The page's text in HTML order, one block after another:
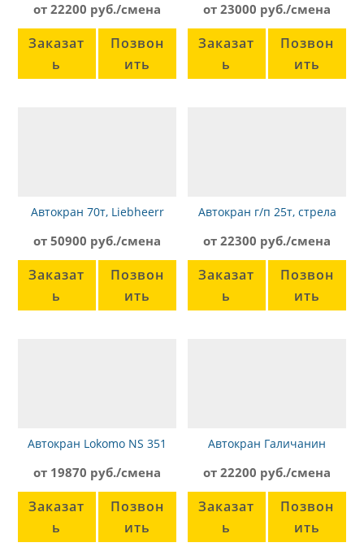
от 22200 руб./смена
Заказат
ь
Позвон
ить
КС-55713-3К Урал-5557
от 23000 руб./смена
Заказат
ь
Позвон
ить
Автокран 70т, Liebheerr
от 50900 руб./смена
Заказат
ь
Позвон
ить
Автокран г/п 25т, стрела
от 22300 руб./смена
Заказат
ь
Позвон
ить
Автокран Lokomo NS 351
от 19870 руб./смена
Заказат
ь
Позвон
ить
Автокран Галичанин
от 22200 руб./смена
Заказат
ь
Позвон
ить